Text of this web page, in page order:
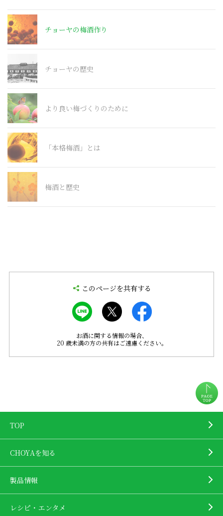
チョーヤの梅酒作り
チョーヤの歴史
より良い梅づくりのために
「本格梅酒」とは
梅酒と歴史
このページを共有する
お酒に関する情報の場合、
20 歳未満の方の共有はご遠慮ください。
TOP
CHOYAを知る
製品情報
レシピ・エンタメ